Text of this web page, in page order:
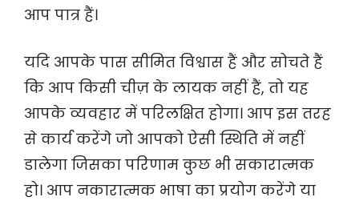
आप पात्र हैं।
यदि आपके पास सीमित विश्वास हैं और सोचते हैं
कि आप किसी चीज़ के लायक नहीं हैं, तो यह
आपके व्यवहार में परिलक्षित होगा। आप इस तरह
से कार्य करेंगे जो आपको ऐसी स्थिति में नहीं
डालेगा जिसका परिणाम कुछ भी सकारात्मक
हो। आप नकारात्मक भाषा का प्रयोग करेंगे या